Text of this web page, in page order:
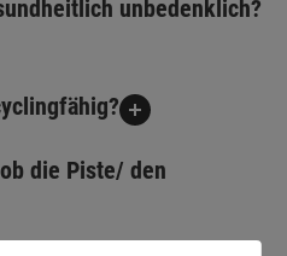
unbedenklich?
die Piste/ den